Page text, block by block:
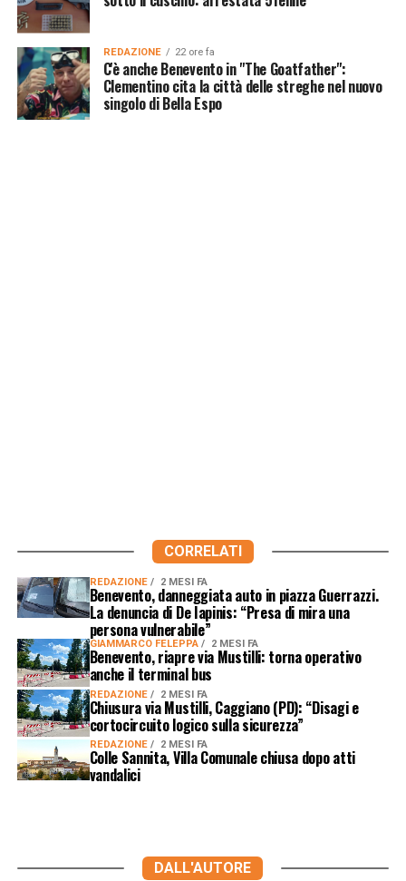
REDAZIONE 22 ore fa
C'è anche Benevento in "The Goatfather":
Clementino cita la città delle streghe nel nuovo
singolo di Bella Espo
CORRELATI
REDAZIONE 2 MESI FA
Benevento, danneggiata auto in piazza Guerrazzi.
La denuncia di De Iapinis: “Presa di mira una
persona vulnerabile”
GIAMMARCO FELEPPA 2 MESI FA
Benevento, riapre via Mustilli: torna operativo
anche il terminal bus
REDAZIONE 2 MESI FA
Chiusura via Mustilli, Caggiano (PD): “Disagi e
cortocircuito logico sulla sicurezza”
REDAZIONE 2 MESI FA
Colle Sannita, Villa Comunale chiusa dopo atti
vandalici
DALL'AUTORE